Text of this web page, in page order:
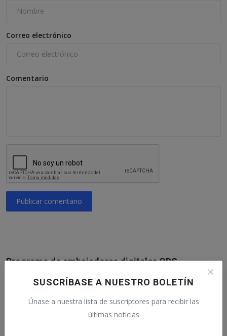
SUSCRÍBASE A NUESTRO BOLETÍN
Únase a nuestra lista de suscriptores para recibir las
últimas noticias
Correo electrónico
Comentario
Publicar comentario
Programa de embajadores digitales ODS